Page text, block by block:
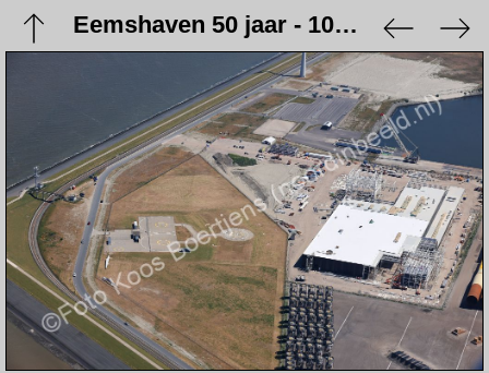
Eemshaven 50 jaar - 10 juni 2023